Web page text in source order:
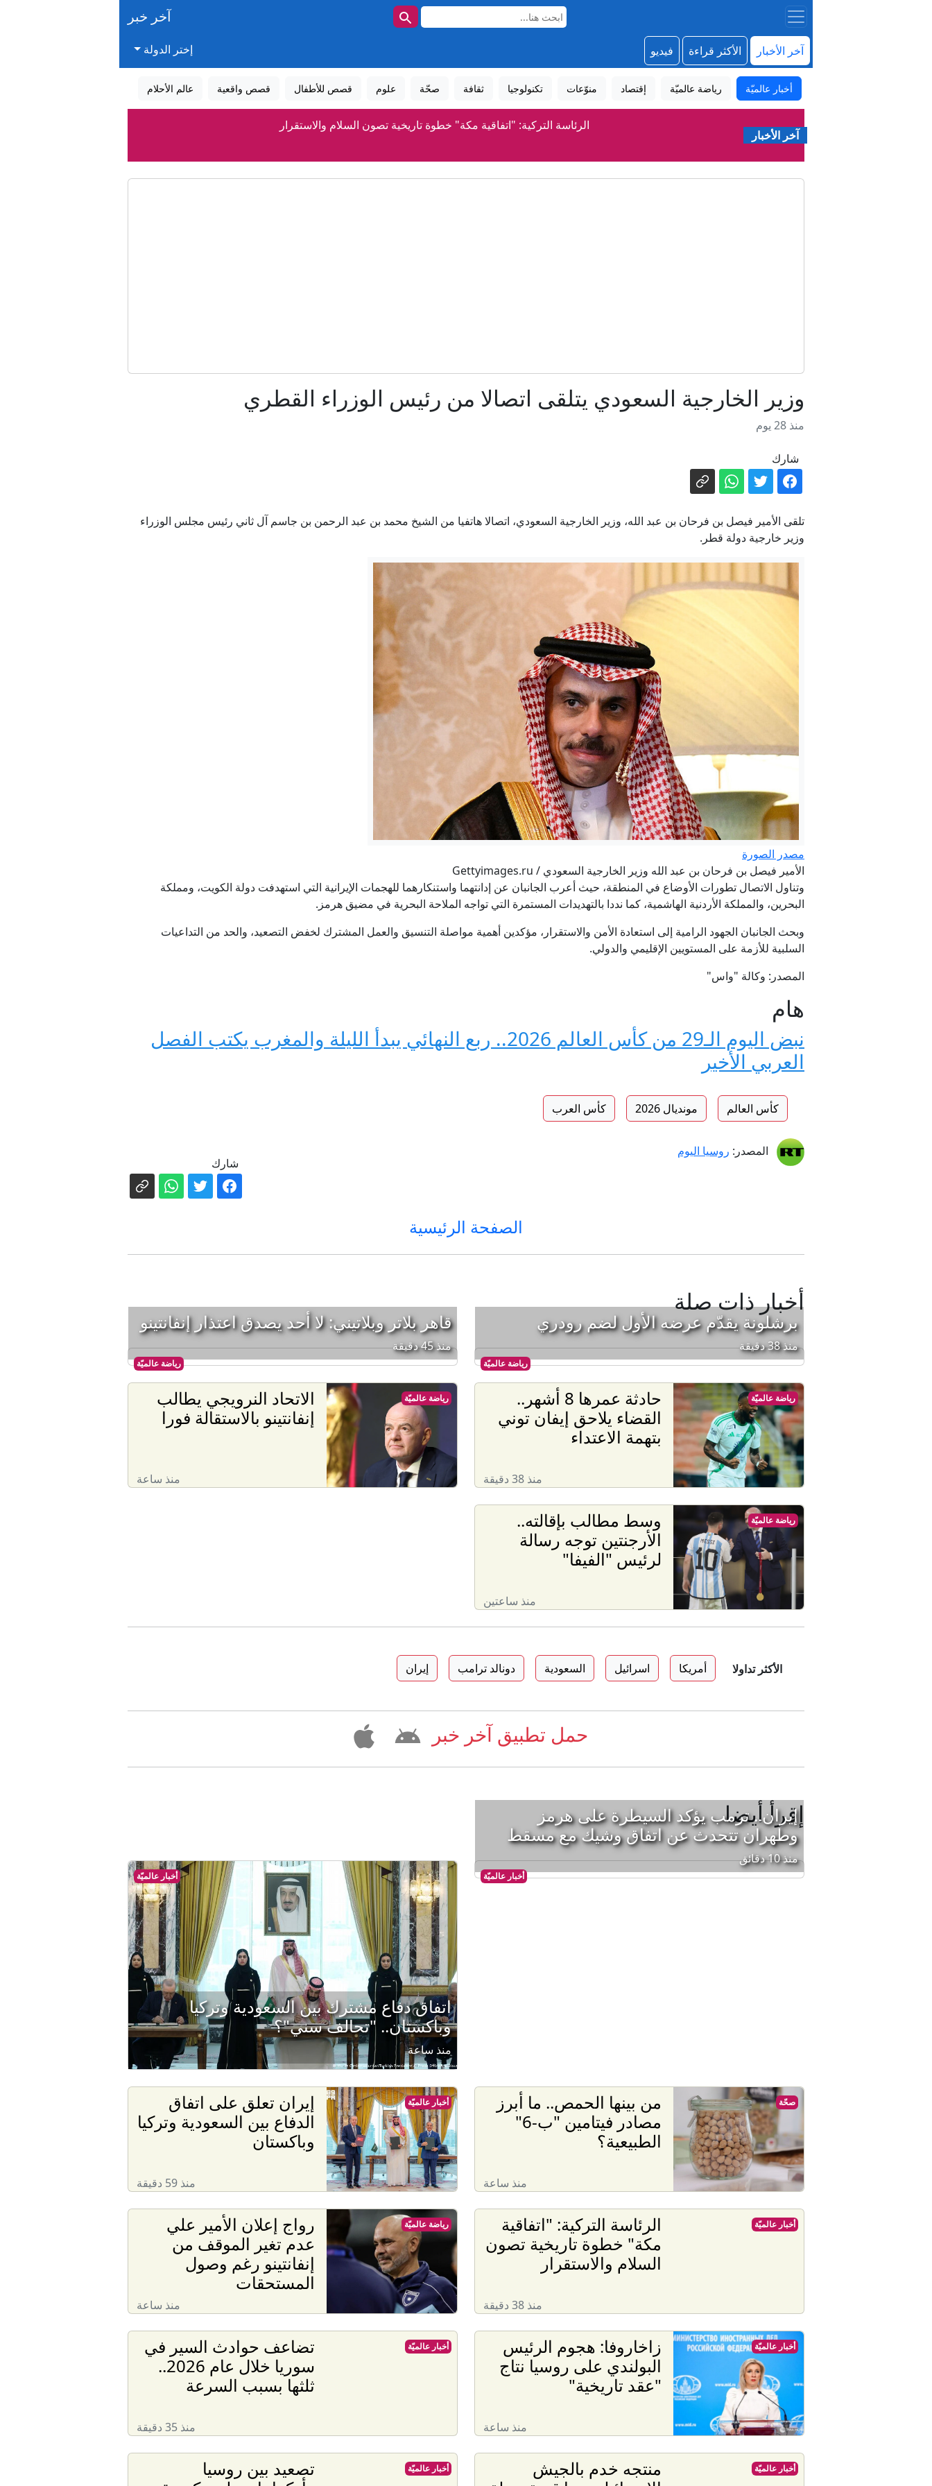
آخر خبر
آخر الأخبار الأكثر قراءة فيديو إختر الدولة
أخبار عالميّة رياضة عالميّة إقتصاد منوّعات تكنولوجيا ثقافة صحّة علوم قصص للأطفال قصص واقعية عالم الأحلام
آخر الأخبار
الرئاسة التركية: "اتفاقية مكة" خطوة تاريخية تصون السلام والاستقرار
إيران تعلق على اتفاق الدفاع بين السعودية وتركيا وباكستان
تصعيد بين روسيا وأوكرانيا.. زيلينسكي يقر بصعوبة الوضع وبوتين يعزز الإجراءات الأمنية
أخطاء الصيف اليومية.. كيف تُبرِّد سيارتك وتحمي خزان الوقود؟
منتجه خدم بالجيش الإسرائيلي.. ما قصة حملة مقاطعة فيلم "سبايدرمان"؟
زاخاروفا: هجوم الرئيس البولندي على روسيا نتاج "عقد تاريخية"
هل يعطل الحرس الثوري حسم اتفاق الملاحة في هرمز؟
قتلى مدنيون وعسكريون في هجوم للحوثيين على مأرب
"سياحة القنص" في سراييفو: تحقيقات أوروبية تبحث عن أدلة بعد ثلاثة عقود
مسؤول سابق في الموساد: لا توقفوا الضربات في لبنان.. وترامب يكرر أخطاء أفغانستان
إيران.. ترمب يؤكد السيطرة على هرمز وطهران تتحدث عن اتفاق وشيك مع مسقط
وزير الخارجية السعودي يتلقى اتصالا من رئيس الوزراء القطري
منذ 28 يوم
شارك
تلقى الأمير فيصل بن فرحان بن عبد الله، وزير الخارجية السعودي، اتصالا هاتفيا من الشيخ محمد بن عبد الرحمن بن جاسم آل ثاني رئيس مجلس الوزراء
وزير خارجية دولة قطر.
مصدر الصورة
الأمير فيصل بن فرحان بن عبد الله وزير الخارجية السعودي / Gettyimages.ru
وتناول الاتصال تطورات الأوضاع في المنطقة، حيث أعرب الجانبان عن إدانتهما واستنكارهما للهجمات الإيرانية التي استهدفت دولة الكويت، ومملكة
البحرين، والمملكة الأردنية الهاشمية، كما نددا بالتهديدات المستمرة التي تواجه الملاحة البحرية في مضيق هرمز.
وبحث الجانبان الجهود الرامية إلى استعادة الأمن والاستقرار، مؤكدين أهمية مواصلة التنسيق والعمل المشترك لخفض التصعيد، والحد من التداعيات
السلبية للأزمة على المستويين الإقليمي والدولي.
المصدر: وكالة "واس"
هام
نبض اليوم الـ29 من كأس العالم 2026.. ربع النهائي يبدأ الليلة والمغرب يكتب الفصل
العربي الأخير
كأس العالم مونديال 2026 كأس العرب
المصدر: روسيا اليوم
شارك
الصفحة الرئيسية
أخبار ذات صلة
رياضة عالميّة
برشلونة يقدّم عرضه الأول لضم رودري
منذ 38 دقيقة
رياضة عالميّة
قاهر بلاتر وبلاتيني: لا أحد يصدق اعتذار إنفانتينو
منذ 45 دقيقة
حادثة عمرها 8 أشهر..
القضاء يلاحق إيفان توني
بتهمة الاعتداء
منذ 38 دقيقة
رياضة عالميّة
الاتحاد النرويجي يطالب
إنفانتينو بالاستقالة فورا
منذ ساعة
رياضة عالميّة
وسط مطالب بإقالته..
الأرجنتين توجه رسالة
لرئيس "الفيفا"
منذ ساعتين
رياضة عالميّة
الأكثر تداولا أمريكا اسرائيل السعودية دونالد ترامب إيران
حمل تطبيق آخر خبر
إقرأ أيضا
أخبار عالميّة
إيران.. ترمب يؤكد السيطرة على هرمز
وطهران تتحدث عن اتفاق وشيك مع مسقط
منذ 10 دقائق
أخبار عالميّة
اتفاق دفاع مشترك بين السعودية وتركيا
وباكستان.. "تحالف سني"؟
منذ ساعة
من بينها الحمص.. ما أبرز
مصادر فيتامين "ب-6"
الطبيعية؟
منذ ساعة
صحّة
إيران تعلق على اتفاق
الدفاع بين السعودية وتركيا
وباكستان
منذ 59 دقيقة
أخبار عالميّة
الرئاسة التركية: "اتفاقية
مكة" خطوة تاريخية تصون
السلام والاستقرار
منذ 38 دقيقة
أخبار عالميّة
رواج إعلان الأمير علي
عدم تغير الموقف من
إنفانتينو رغم وصول
المستحقات
منذ ساعة
رياضة عالميّة
زاخاروفا: هجوم الرئيس
البولندي على روسيا نتاج
"عقد تاريخية"
منذ ساعة
أخبار عالميّة
تضاعف حوادث السير في
سوريا خلال عام 2026..
ثلثها بسبب السرعة
منذ 35 دقيقة
أخبار عالميّة
منتجه خدم بالجيش
أخبار عالميّة
تصعيد بين روسيا
أخبار عالميّة